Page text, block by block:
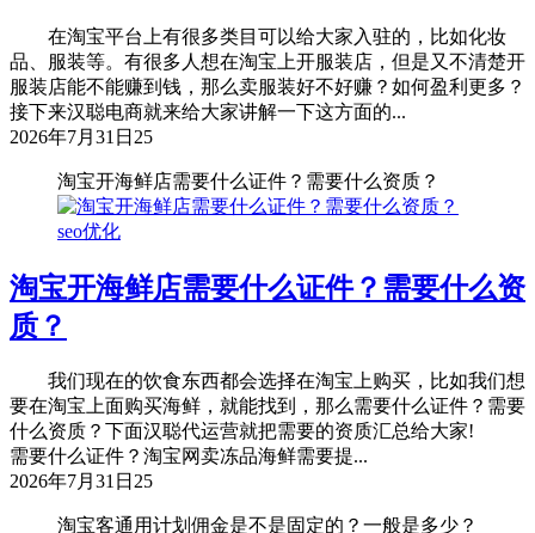
在淘宝平台上有很多类目可以给大家入驻的，比如化妆
品、服装等。有很多人想在淘宝上开服装店，但是又不清楚开
服装店能不能赚到钱，那么卖服装好不好赚？如何盈利更多？
接下来汉聪电商就来给大家讲解一下这方面的...
2026年7月31日 25
淘宝开海鲜店需要什么证件？需要什么资质？
seo优化
淘宝开海鲜店需要什么证件？需要什么资
质？
我们现在的饮食东西都会选择在淘宝上购买，比如我们想
要在淘宝上面购买海鲜，就能找到，那么需要什么证件？需要
什么资质？下面汉聪代运营就把需要的资质汇总给大家!
需要什么证件？淘宝网卖冻品海鲜需要提...
2026年7月31日 25
淘宝客通用计划佣金是不是固定的？一般是多少？